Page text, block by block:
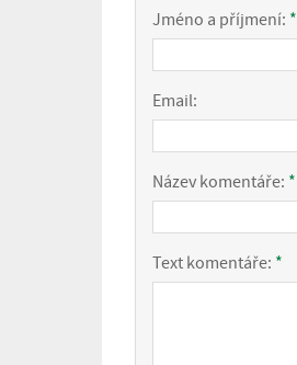
Jméno a příjmení: *
Email:
Název komentáře: *
Text komentáře: *